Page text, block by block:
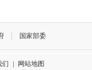
国家部委
们 |
网站地图